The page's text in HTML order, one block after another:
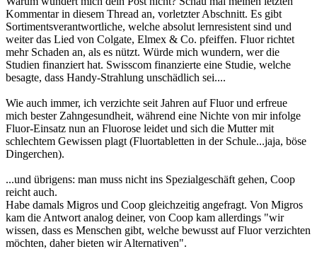
Kommentar in diesem Thread an, vorletzter Abschnitt. Es gibt
Sortimentsverantwortliche, welche absolut lernresistent sind und
weiter das Lied von Colgate, Elmex & Co. pfeiffen. Fluor richtet
mehr Schaden an, als es nützt. Würde mich wundern, wer die
Studien finanziert hat. Swisscom finanzierte eine Studie, welche
besagte, dass Handy-Strahlung unschädlich sei....
Wie auch immer, ich verzichte seit Jahren auf Fluor und erfreue
mich bester Zahngesundheit, während eine Nichte von mir infolge
Fluor-Einsatz nun an Fluorose leidet und sich die Mutter mit
schlechtem Gewissen plagt (Fluortabletten in der Schule...jaja, böse
Dingerchen).
...und übrigens: man muss nicht ins Spezialgeschäft gehen, Coop
reicht auch.
Habe damals Migros und Coop gleichzeitig angefragt. Von Migros
kam die Antwort analog deiner, von Coop kam allerdings "wir
wissen, dass es Menschen gibt, welche bewusst auf Fluor verzichten
möchten, daher bieten wir Alternativen".